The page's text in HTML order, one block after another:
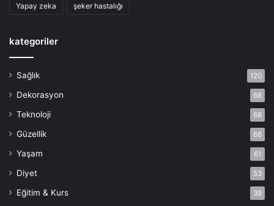
Yapay zeka şeker hastalığı
kategoriler
Sağlık 120
Dekorasyon 68
Teknoloji 68
Güzellik 66
Yaşam 61
Diyet 53
Eğitim & Kurs 39